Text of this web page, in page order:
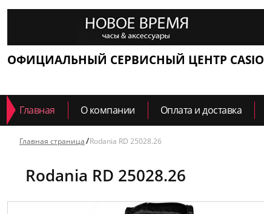
ОФИЦИАЛЬНЫЙ СЕРВИСНЫЙ ЦЕНТР CASIO
Главная О компании Оплата и доставка
Главная страница Rodania RD 25028.26
Rodania RD 25028.26